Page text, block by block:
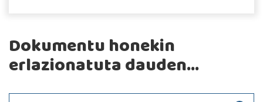
Dokumentu honekin
erlazionatuta dauden...